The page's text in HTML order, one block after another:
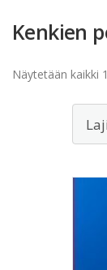
Kenkien
Näytetään kaikki